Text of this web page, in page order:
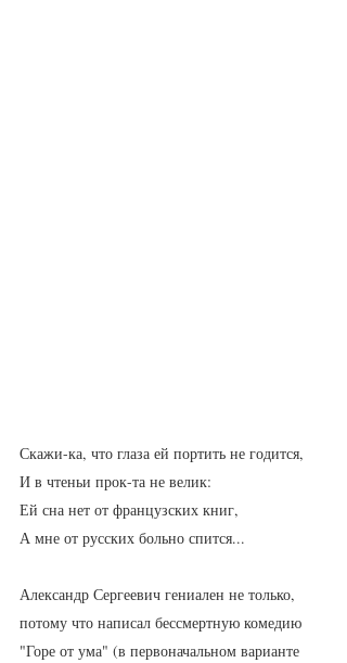
Скажи-ка, что глаза ей портить не годится,
И в чтеньи прок-та не велик:
Ей сна нет от французских книг,
А мне от русских больно спится...
Александр Сергеевич гениален не только,
потому что написал бессмертную комедию
"Горе от ума" (в первоначальном варианте